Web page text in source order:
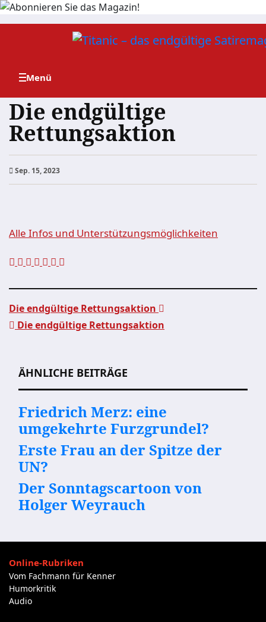
Zum
Die endgültige
Rettungsaktion
Sep. 15, 2023
Alle Infos und Unterstützungsmöglichkeiten
Die endgültige Rettungsaktion
Die endgültige Rettungsaktion
ÄHNLICHE BEITRÄGE
Friedrich Merz: eine
umgekehrte Furzgrundel?
Erste Frau an der Spitze der
UN?
Der Sonntagscartoon von
Holger Weyrauch
Online-Rubriken
Vom Fachmann für Kenner
Humorkritik
Audio